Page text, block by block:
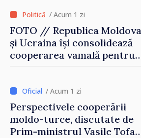
/ Acum 1 zi
FOTO // Republica Moldova
și Ucraina își consolidează
cooperarea vamală pentru
Reuniune la Moghiliov-
Podolsk
/ Acum 1 zi
Perspectivele cooperării
moldo-turce, discutate de
Prim-ministrul Vasile Tofan